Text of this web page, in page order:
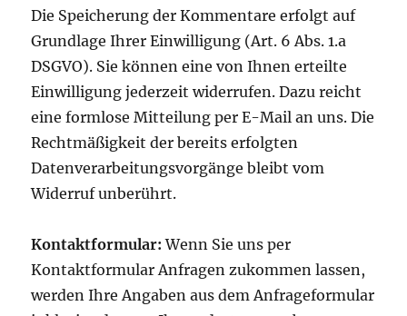
Die Speicherung der Kommentare erfolgt auf
Grundlage Ihrer Einwilligung (Art. 6 Abs. 1.a
DSGVO). Sie können eine von Ihnen erteilte
Einwilligung jederzeit widerrufen. Dazu reicht
eine formlose Mitteilung per E-Mail an uns. Die
Rechtmäßigkeit der bereits erfolgten
Datenverarbeitungsvorgänge bleibt vom
Widerruf unberührt.
Kontaktformular: Wenn Sie uns per
Kontaktformular Anfragen zukommen lassen,
werden Ihre Angaben aus dem Anfrageformular